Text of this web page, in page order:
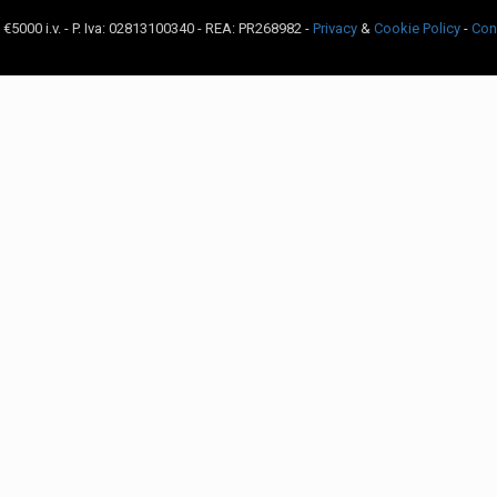
i.v. - P. Iva: 02813100340 - REA: PR268982 -Privacy &Cookie Policy -